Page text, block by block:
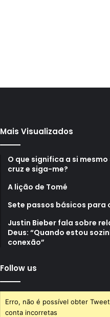
Mais Visualizados
O que significa a si
cruz e siga-me?
A lição de Tomé
Sete passos básicos para
Justin Bieber fala sobre
Deus: “Quando estou
conexão”
Follow us
Erro, não é possível obter
conta incorretas